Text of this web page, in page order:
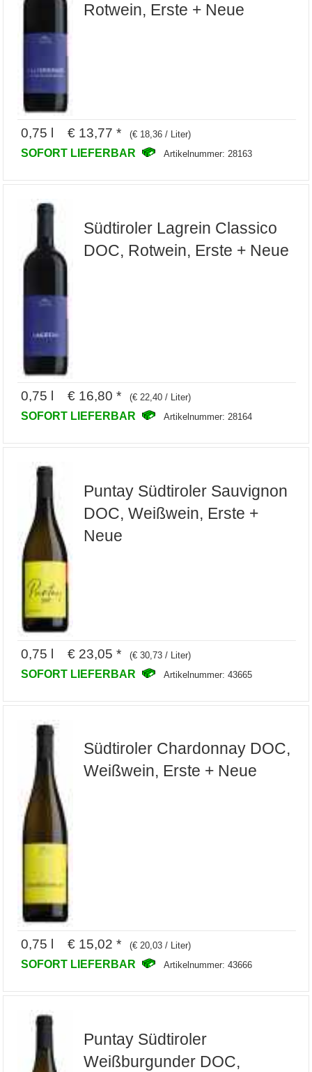
Rotwein, Erste + Neue
0,75 l € 13,77 * (€ 18,36 / Liter)
SOFORT LIEFERBAR Artikelnummer: 28163
Südtiroler Lagrein Classico
DOC, Rotwein, Erste + Neue
0,75 l € 16,80 * (€ 22,40 / Liter)
SOFORT LIEFERBAR Artikelnummer: 28164
Puntay Südtiroler Sauvignon
DOC, Weißwein, Erste +
Neue
0,75 l € 23,05 * (€ 30,73 / Liter)
SOFORT LIEFERBAR Artikelnummer: 43665
Südtiroler Chardonnay DOC,
Weißwein, Erste + Neue
0,75 l € 15,02 * (€ 20,03 / Liter)
SOFORT LIEFERBAR Artikelnummer: 43666
Puntay Südtiroler
Weißburgunder DOC,